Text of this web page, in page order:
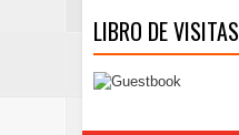
LIBRO DE VISITAS